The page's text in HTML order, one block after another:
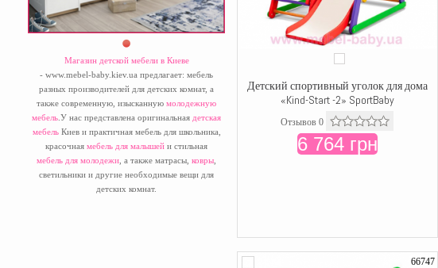
Магазин детской мебели в Киеве
- www.mebel-baby.kiev.ua предлагает: мебель
разных производителей для детских комнат, а
также современную, изысканную молодежную
мебель .У нас представлена оригинальная детская
мебельКиев и практичная мебель для школьника,
красочная мебель для малышей и стильная
мебель для молодежи , а также матрасы, ковры
светильники и другие необходимые вещи для
детских комнат.
Детский спортивный уголок для дома
«Kind-Start -2» SportBaby
Отзывов 0
6 764 грн
66747